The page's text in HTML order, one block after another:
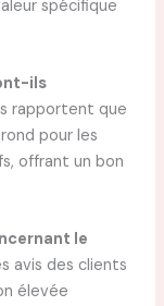
spécifique
ils
rapportent que
pour les
offrant un bon
le
avis des clients
élevée